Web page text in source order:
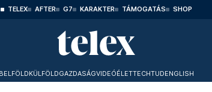
TELEX AFTER G7 KARAKTER TÁMOGATÁS SHOP
BELFÖLDKÜLFÖLDGAZDASÁGVIDEÓÉLETTECHTUDENGLISH